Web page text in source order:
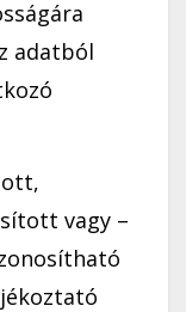
adatból
vagy –